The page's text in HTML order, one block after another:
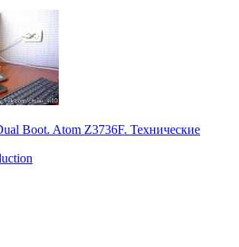
Boot. Atom Z3736F. Технические